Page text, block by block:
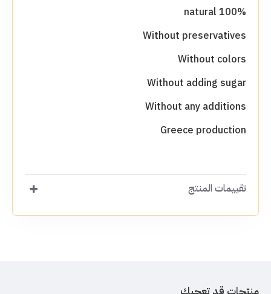
100% natural
Without preservatives
Without colors
Without adding sugar
Without any additions
Greece production
تقييمات المنتج